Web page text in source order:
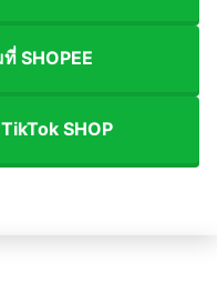
SHOPEE
SHOP